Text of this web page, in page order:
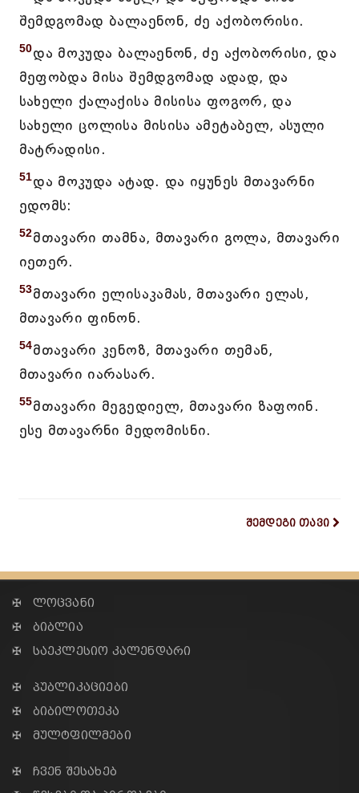
შემდგომად ბალაენონ, ძე აქობორისი.
50და მოკუდა ბალაენონ, ძე აქობორისი, და
მეფობდა მისა შემდგომად ადად, და
სახელი ქალაქისა მისისა ფოგორ, და
სახელი ცოლისა მისისა ამეტაბელ, ასული
მატრადისი.
51და მოკუდა ატად. და იყუნეს მთავარნი
ედომს:
52მთავარი თამნა, მთავარი გოლა, მთავარი
იეთერ.
53მთავარი ელისაკამას, მთავარი ელას,
მთავარი ფინონ.
54მთავარი კენოზ, მთავარი თემან,
მთავარი იარასარ.
55მთავარი მეგედიელ, მთავარი ზაფოინ.
ესე მთავარნი მედომისნი.
შემდეგი თავი
✠ ლოცვანი
✠ ბიბლია
✠ საეკლესიო კალენდარი
✠ პუბლიკაციები
✠ ბიბილოთეკა
✠ მულტფილმები
✠ ჩვენ შესახებ